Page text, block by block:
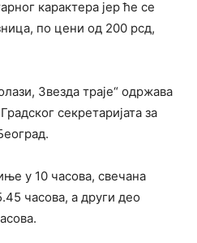
карактера јер ће се
по цени од 200 рсд,
Звезда траје“ одржава
секретаријата за
у 10 часова, свечана
часова, а други део